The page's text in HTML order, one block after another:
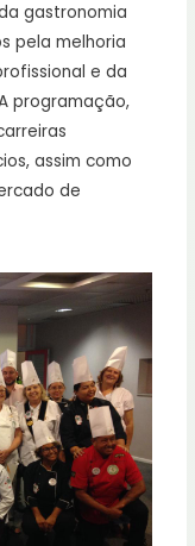
gastronomia
pela melhoria
e da
programação,
assim como
de